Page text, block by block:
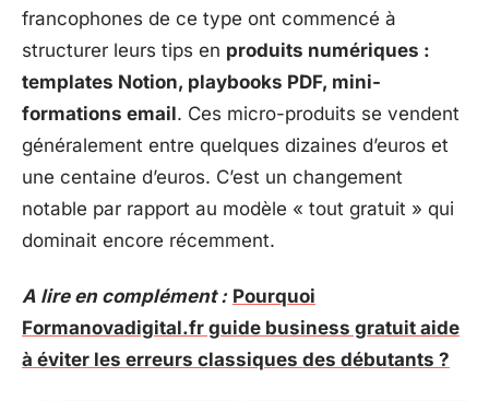
francophones de ce type ont commencé à
structurer leurs tips en produits numériques :
templates Notion, playbooks PDF, mini-
formations email. Ces micro-produits se vendent
généralement entre quelques dizaines d’euros et
une centaine d’euros. C’est un changement
notable par rapport au modèle « tout gratuit » qui
dominait encore récemment.
A lire en complément : Pourquoi
Formanovadigital.fr guide business gratuit aide
à éviter les erreurs classiques des débutants ?